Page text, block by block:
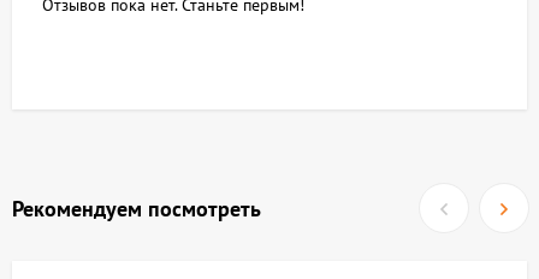
Отзывов пока нет. Станьте первым!
Рекомендуем посмотреть